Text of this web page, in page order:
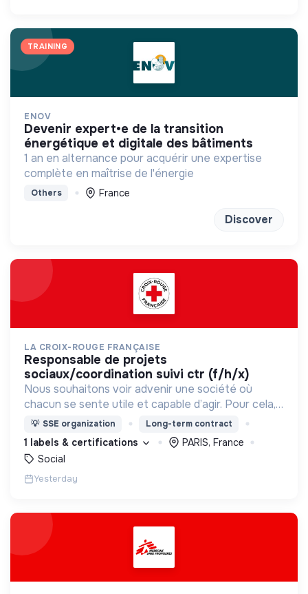
TRAINING
ENOV
devenir expert•e de la transition
énergétique et digitale des bâtiments
1 an en alternance pour acquérir une expertise
complète en maîtrise de l'énergie
Others France
Discover
LA CROIX-ROUGE FRANÇAISE
responsable de projets
sociaux/coordination suivi ctr (f/h/x)
Nous souhaitons voir advenir une société où
chacun se sente utile et capable d’agir. Pour cela,
nous proposons des moyens et des lieux
d’engagement innovants et adaptés à tous.
💡 SSE organization Long-term contract
1 labels & certifications
PARIS, France
Social
Yesterday